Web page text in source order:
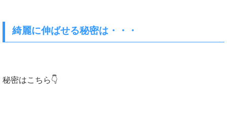
綺麗に伸ばせる秘密は・・・
秘密はこちら👇